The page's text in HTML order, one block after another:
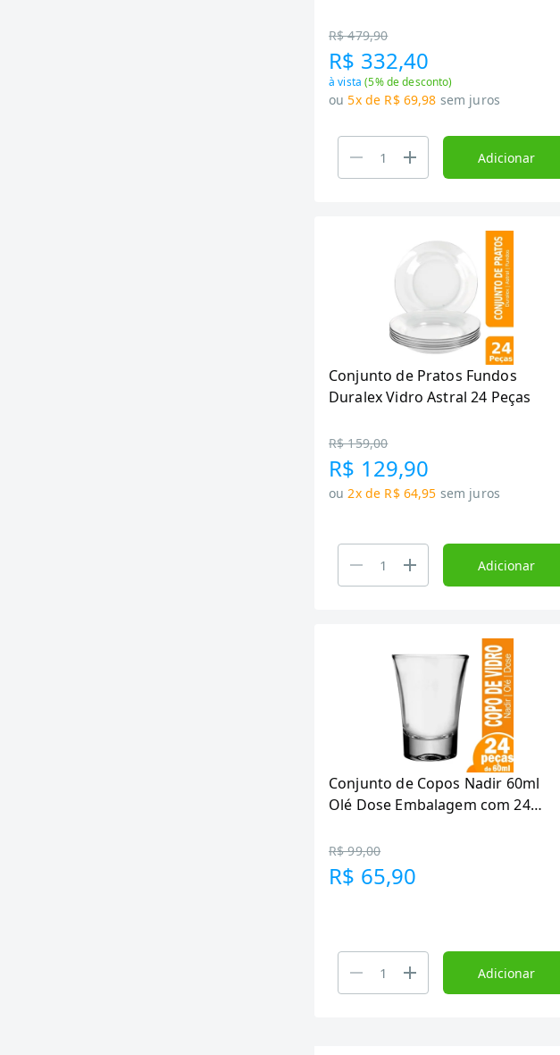
R$ 479,90
R$ 332,40
à vista(5% de desconto)
ou 5x de R$ 69,98 sem juros
Adicionar
Conjunto de Pratos Fundos
Duralex Vidro Astral 24 Peças
R$ 159,00
R$ 129,90
ou 2x de R$ 64,95 sem juros
Adicionar
Conjunto de Copos Nadir 60ml
Olé Dose Embalagem com 24
R$ 99,00
R$ 65,90
Adicionar